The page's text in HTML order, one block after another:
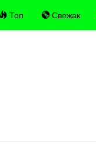
Топ Свежак